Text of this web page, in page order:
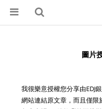
圖片
我很樂意授權您分享由EDJ
網站連結原文章，而且僅